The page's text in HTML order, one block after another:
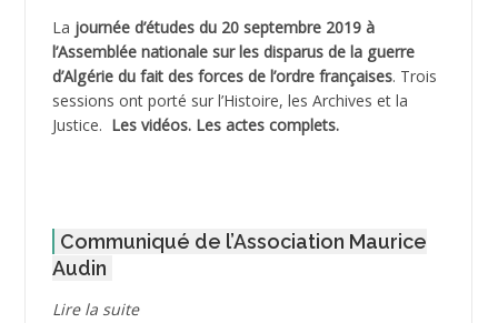
ADJAOUT
ADNI Mohamed Akli
ADOUL Arab *
AGOULMINE
La journée d’études du 20 septembre 2019 à
l’Assemblée nationale sur les disparus de la guerre
d’Algérie du fait des forces de l’ordre françaises. Trois
sessions ont porté sur l’Histoire, les Archives et la
Justice. Les vidéos. Les actes complets.
Communiqué de l’Association Maurice
Audin
Lire la suite